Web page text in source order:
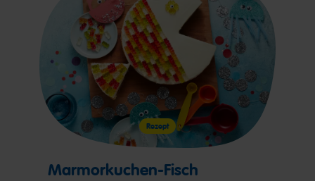
Marmorkuchen-Fisch
Rezept